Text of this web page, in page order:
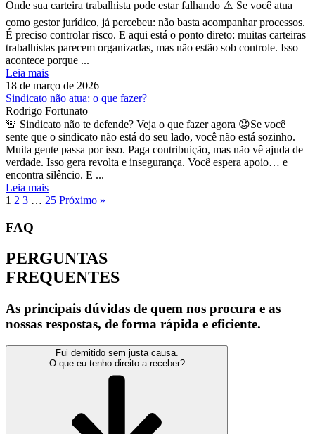
Onde sua carteira trabalhista pode estar falhando ⚠️ Se você atua
como gestor jurídico, já percebeu: não basta acompanhar processos.
É preciso controlar risco. E aqui está o ponto direto: muitas carteiras
trabalhistas parecem organizadas, mas não estão sob controle. Isso
acontece porque ...
Leia mais
18 de março de 2026
Sindicato não atua: o que fazer?
Rodrigo Fortunato
🚨 Sindicato não te defende? Veja o que fazer agora 😟Se você
sente que o sindicato não está do seu lado, você não está sozinho.
Muita gente passa por isso. Paga contribuição, mas não vê ajuda de
verdade. Isso gera revolta e insegurança. Você espera apoio… e
encontra silêncio. E ...
Leia mais
1 2 3 … 25 Próximo »
FAQ
PERGUNTAS
FREQUENTES
As principais dúvidas de quem nos procura e as
nossas respostas, de forma rápida e eficiente.
Fui demitido sem justa causa.
O que eu tenho direito a receber?